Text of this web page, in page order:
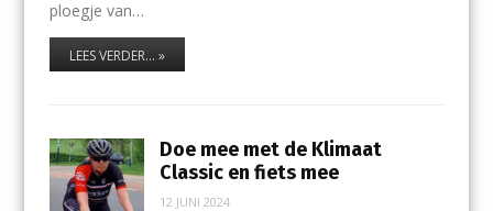
ploegje van…
LEES VERDER... »
Doe mee met de Klimaat
Classic en fiets mee
12 JUNI 2024